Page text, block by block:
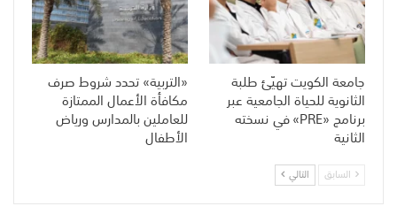
جامعة الكويت تهيّئ طلبة
الثانوية للحياة الجامعية عبر
برنامج «PRE» في نسخته
الثانية
«التربية» تحدد شروط صرف
مكافأة الأعمال الممتازة
للعاملين بالمدارس ورياض
الأطفال
السابق التالي